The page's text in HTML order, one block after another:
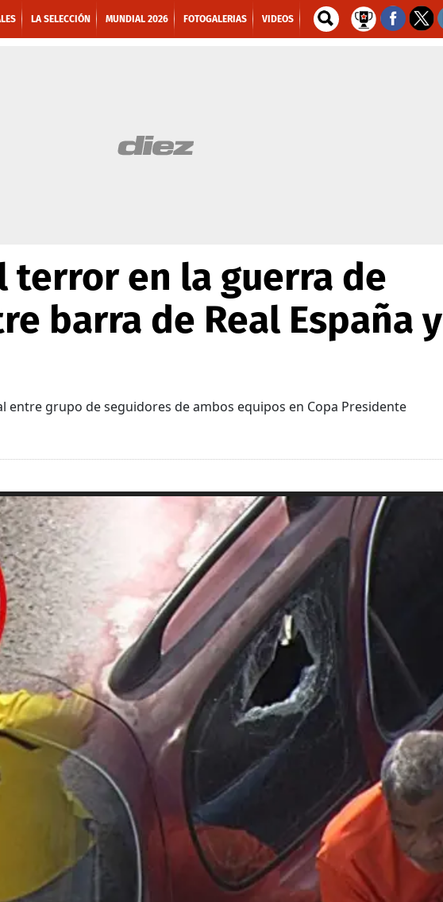
LA SELECCIÓN MUNDIAL 2026 FOTOGALERIAS VIDEOS
terror en la guerra de
barra de Real España y
entre grupo de seguidores de ambos equipos en Copa Presidente